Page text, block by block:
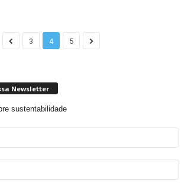
3 4 5
Newsletter
sustentabilidade